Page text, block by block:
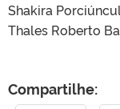
Shakira
Thales Roberto
Compartilhe: